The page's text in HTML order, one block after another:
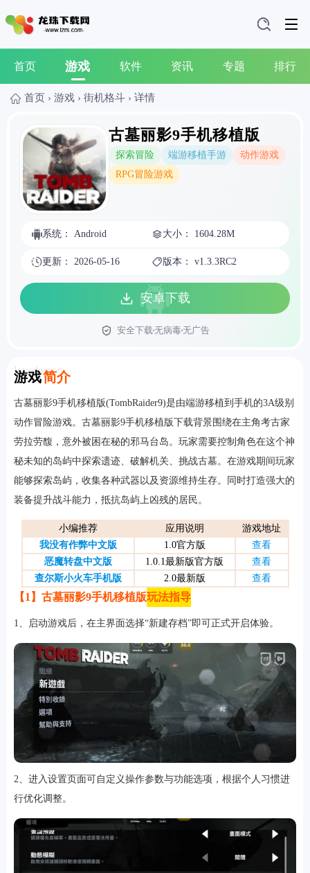
游戏
首页 游戏 软件 资讯 专题 排行
首页 › 游戏 › 街机格斗 › 详情
古墓丽影9手机移植版
探索冒险 端游移植手游
动作游戏
RPG冒险游戏
系统： Android 大小： 1604.28M
更新： 2026-05-16 版本： v1.3.3RC2
安卓下载
安全下载无病毒无广告
游戏简介
Introduction
古墓丽影9手机移植版(TombRaider9)是由端游移植到手机的3A级别
动作冒险游戏。古墓丽影9手机移植版下载背景围绕在主角考古家
劳拉劳馥，意外被困在秘的邪马台岛。玩家需要控制角色在这个神
秘未知的岛屿中探索遗迹、破解机关、挑战古墓。在游戏期间玩家
能够探索岛屿，收集各种武器以及资源维持生存。同时打造强大的
装备提升战斗能力，抵抗岛屿上凶残的居民。
小编推荐 应用说明
游戏地址
我没有作弊中文版
1.0官方版
查看
恶魔转盘中文版
1.0.1最新版官方版
查看
查尔斯小火车手机版
2.0最新版 查看
【1】古墓丽影9手机移植版玩法指导
1、启动游戏后，在主界面选择“新建存档”即可正式开启体验。
2、进入设置页面可自定义操作参数与功能选项，根据个人习惯进
行优化调整。